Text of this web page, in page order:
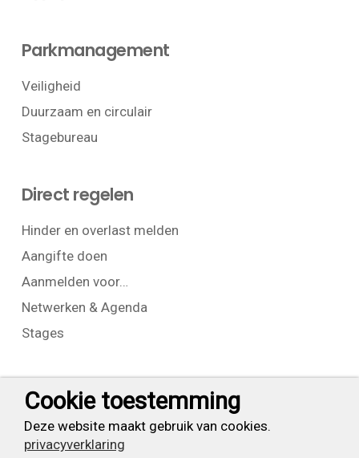
Parkmanagement
Veiligheid
Duurzaam en circulair
Stagebureau
Direct regelen
Hinder en overlast melden
Aangifte doen
Aanmelden voor…
Netwerken & Agenda
Stages
Contact
T:+31 (0) 23 525 7826
Cookie toestemming
Deze website maakt gebruik van cookies.
privacyverklaring